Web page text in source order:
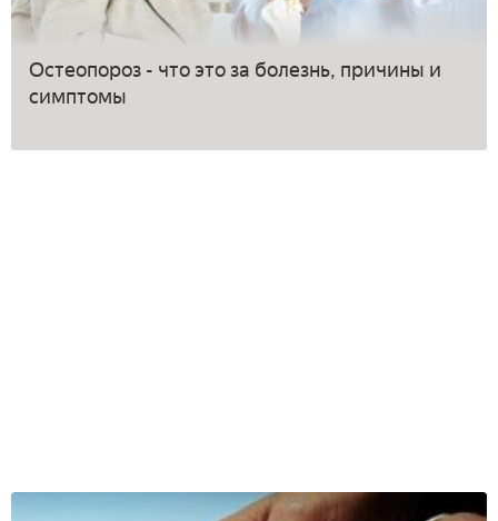
Остеопороз - что это за болезнь, причины и
симптомы